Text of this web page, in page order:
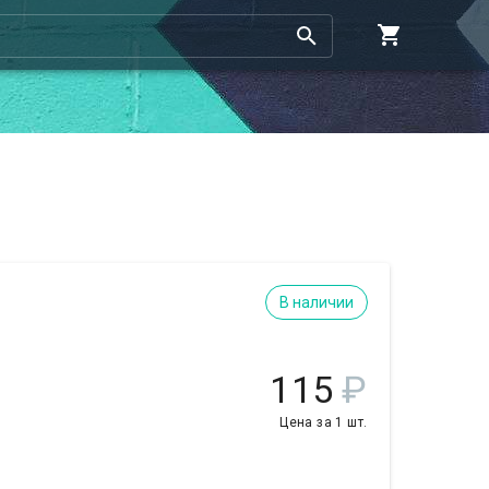
В наличии
115 ₽
Цена за 1 шт.